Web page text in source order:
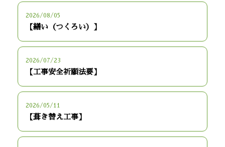
2026/08/05
【繕い（つくろい）】
2026/07/23
【工事安全祈願法要】
2026/05/11
【葺き替え工事】